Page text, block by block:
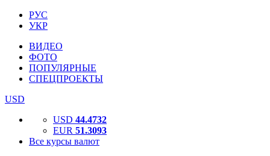
РУС
УКР
ВИДЕО
ФОТО
ПОПУЛЯРНЫЕ
СПЕЦПРОЕКТЫ
USD
USD 44.4732
EUR 51.3093
Все курсы валют